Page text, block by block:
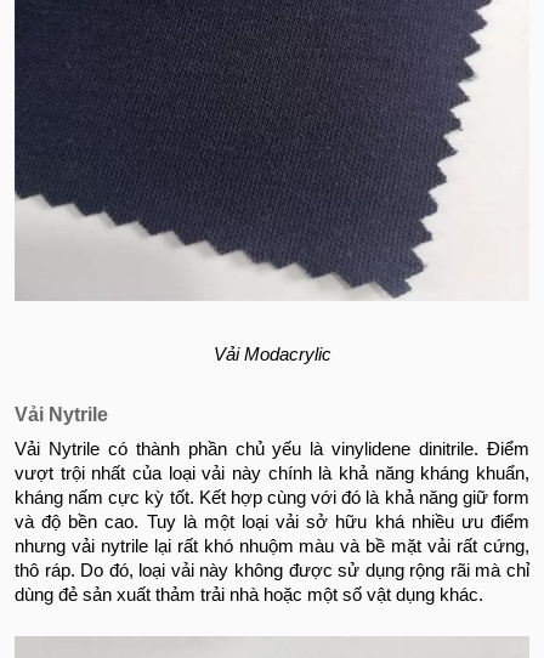
Vải Modacrylic
Vải Nytrile
Vải Nytrile có thành phần chủ yếu là vinylidene dinitrile. Điểm
vượt trội nhất của loại vải này chính là khả năng kháng khuẩn,
kháng nấm cực kỳ tốt. Kết hợp cùng với đó là khả năng giữ form
và độ bền cao. Tuy là một loại vải sở hữu khá nhiều ưu điểm
nhưng vải nytrile lại rất khó nhuộm màu và bề mặt vải rất cứng,
thô ráp. Do đó, loại vải này không được sử dụng rộng rãi mà chỉ
dùng đẻ sản xuất thảm trải nhà hoặc một số vật dụng khác.